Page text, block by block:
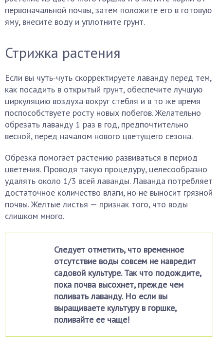
первоначальной почвы, затем положите его в готовую
яму, внесите воду и уплотните грунт.
Стрижка растения
Если вы чуть-чуть скорректируете лаванду перед тем,
как посадить в открытый грунт, обеспечите лучшую
циркуляцию воздуха вокруг стебля и в то же время
поспособствуете росту новых побегов. Желательно
обрезать лаванду 1 раз в год, предпочтительно
весной, перед началом нового цветущего сезона.
Обрезка помогает растению развиваться в период
цветения. Проводя такую процедуру, целесообразно
удалять около 1/3 всей лаванды. Лаванда потребляет
достаточное количество влаги, но не выносит грязной
почвы. Желтые листья — признак того, что воды
слишком много.
Следует отметить, что временное
отсутствие воды совсем не навредит
садовой культуре. Так что подождите,
пока почва высохнет, прежде чем
поливать лаванду. Но если вы
выращиваете культуру в горшке,
поливайте ее чаще!